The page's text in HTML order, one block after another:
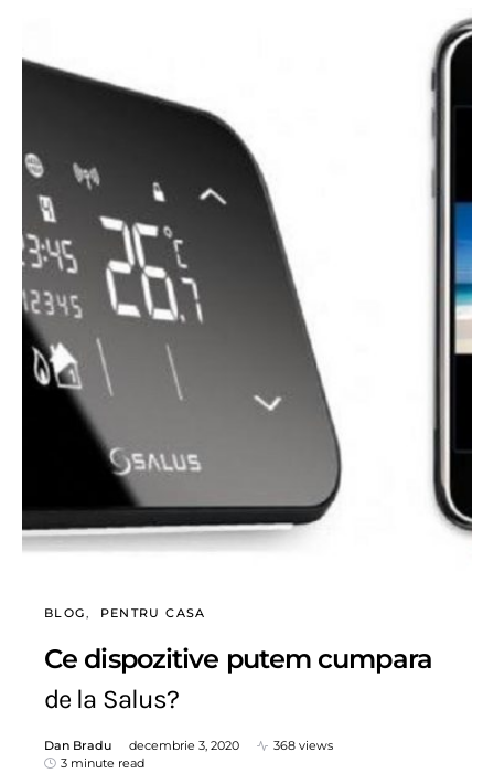
BLOG PENTRU CASA
Ce dispozitive putem cumpara
de la Salus?
Dan Bradu decembrie 3, 2020
368 views
3 minute read